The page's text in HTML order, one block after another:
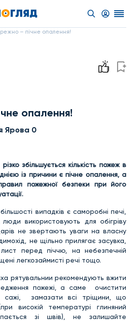
– пічне опалення!
опалення!
Ярова 0
збільшується кількість пожеж в
із причини є пічне опалення, а
пожежної безпеки при його
випадків є саморобні печі,
використовують для обігріву
не звертають уваги на власну
не щільно прилягає засувка,
лист перед піччю, на небезпечній
легкозаймисті речі тощо.
рятувальнии рекомендують вжити
пожежі, а саме очистити
сажі, замазати всі тріщини, що
високій температурі глиняний
зі швів), не залишайте